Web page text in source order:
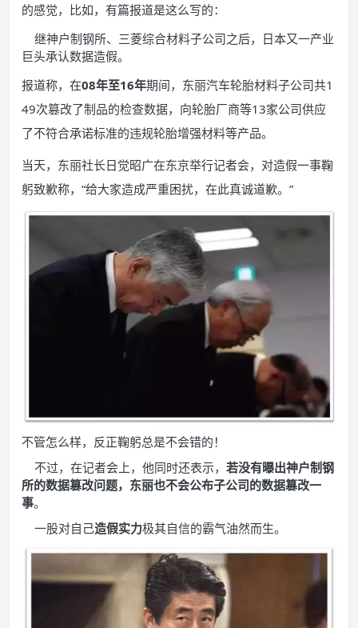
的感觉，比如，有篇报道是这么写的：
继神户制钢所、三菱综合材料子公司之后，日本又一产业
巨头承认数据造假。
报道称，在08年至16年期间，东丽汽车轮胎材料子公司共1
49次篡改了制品的检查数据，向轮胎厂商等13家公司供应
了不符合承诺标准的违规轮胎增强材料等产品。
当天，东丽社长日觉昭广在东京举行记者会，对造假一事鞠
躬致歉称，“给大家造成严重困扰，在此真诚道歉。”
不管怎么样，反正鞠躬总是不会错的！
不过，在记者会上，他同时还表示， 若没有曝出神户制钢
所的数据篡改问题，东丽也不会公布子公司的数据篡改一
事。
一股对自己造假实力极其自信的霸气油然而生。